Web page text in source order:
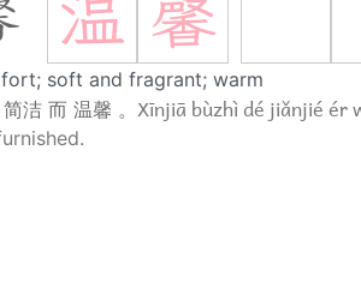
温 馨
soft and fragrant; warm
洁 而 温馨 。 Xīnjiā bùzhì dé jiǎnjié ér